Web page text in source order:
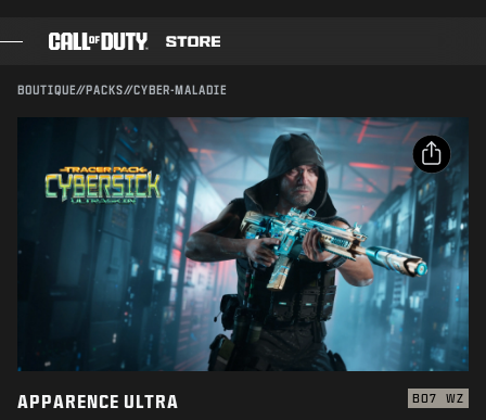
PASSE DE COMBAT
POINTS COD
BOUTIQUE D'ÉQUIPEMENT
COMBAT BUILDS
BOUTIQUE//PACKS//CYBER-MALADIE
Compatible avec :
CONFIRMER L'ACHAT
ANNULER
Activision peut mettre à jour, remplacer ou supprimer
ce contenu en jeu à tout moment.
PARTAGER
Email
Facebook
Copier le lien
APPARENCE ULTRA BO7 WZ